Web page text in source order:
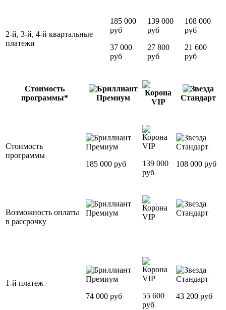
2-й, 3-й, 4-й квартальные
платежи
185 000
руб
37 000
руб
139 000
руб
27 800
руб
108 000
руб
21 600
руб
Стоимость
программы*
Премиум VIP Стандарт
Стоимость
программы
Премиум
185 000 руб
VIP
139 000
руб
Стандарт
108 000 руб
Возможность оплаты
в рассрочку
Премиум VIP Стандарт
1-й платеж
Премиум
74 000 руб
VIP
55 600
руб
Стандарт
43 200 руб